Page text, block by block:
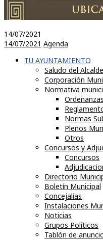
14/07/2021
14/07/2021 Agenda
TU AYUNTAMIENTO
Saludo del Alcalde
Corporación
Normativa
Ordenanzas
Normas
Plenos
Otros
Concursos y
Concursos
Directorio
Boletín Municipal
Concejalías
Instalaciones
Noticias
Grupos Políticos
Tablón de